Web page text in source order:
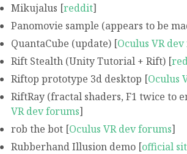
Mikujalus [reddit]
Panomovie sample (appears to be
QuantaCube (update) [Oculus VR
Rift Stealth (Unity Tutorial + Rift) [
Riftop prototype 3d desktop [Oculus
RiftRay (fractal shaders, F1 twice to
VR dev forums]
rob the bot [Oculus VR dev forums]
Rubberhand Illusion demo [official